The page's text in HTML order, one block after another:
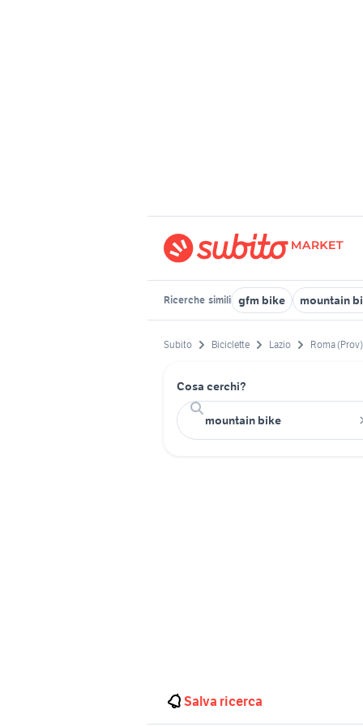
Ricerche simili gfm bike mountain
Subito Biciclette Lazio Roma (Prov)
Cosa cerchi?
Salva ricerca